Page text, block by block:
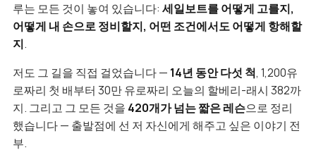
루는 모든 것이 놓여 있습니다: 세일보트를 어떻게 고를지,
어떻게 내 손으로 정비할지, 어떤 조건에서도 어떻게 항해할
지.
저도 그 길을 직접 걸었습니다 — 14년 동안 다섯 척, 1,200유
로짜리 첫 배부터 30만 유로짜리 오늘의 할베리-래시 382까
지. 그리고 그 모든 것을 420개가 넘는 짧은 레슨으로 정리
했습니다 — 출발점에 선 저 자신에게 해주고 싶은 이야기 전
부.